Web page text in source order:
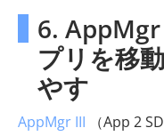
6.
プリを移
やす
AppMgr III （App 2